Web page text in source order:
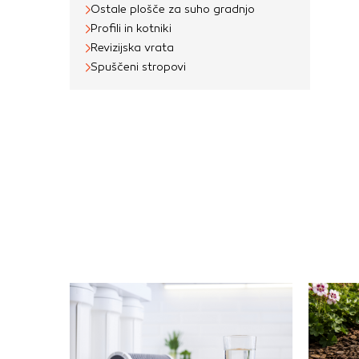
Ostale plošče za suho gradnjo
Profili in kotniki
Revizijska vrata
Spuščeni stropovi